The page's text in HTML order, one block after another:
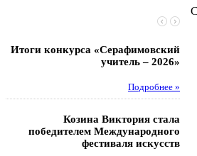
Итоги конкурса «Серафимовский
учитель – 2026»
Подробнее »
Козина Виктория стала
победителем Международного
фестиваля искусств